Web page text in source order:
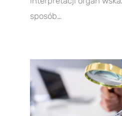
sposób…